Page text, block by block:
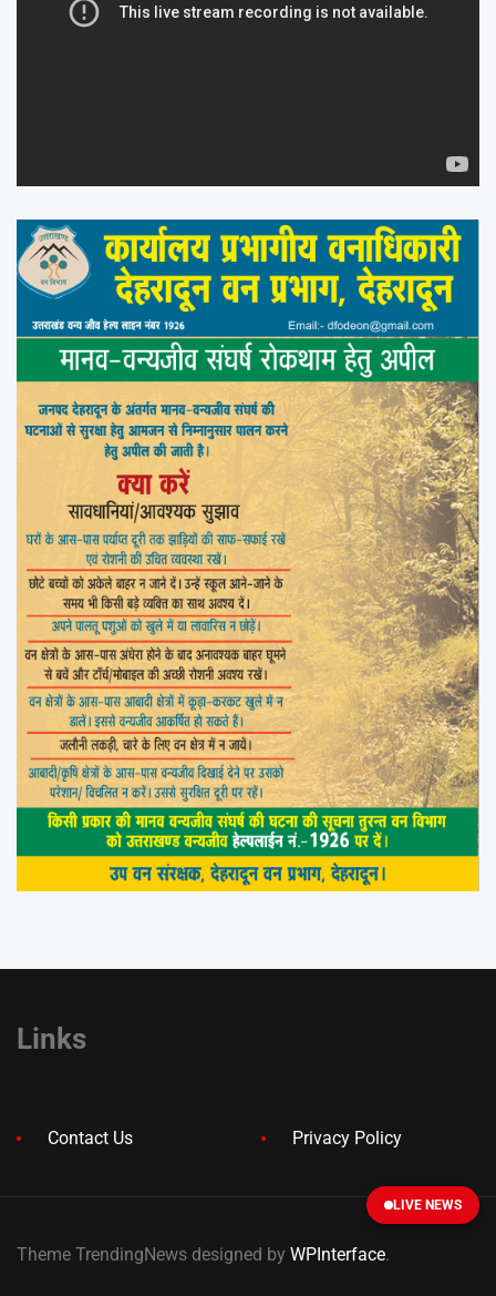
Links
Contact Us Privacy Policy
Theme TrendingNews designed by WPInterface.
LIVE NEWS